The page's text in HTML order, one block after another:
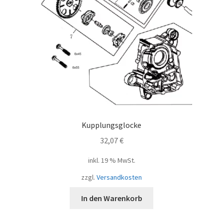
Kupplungsglocke
32,07€
inkl. 19 % MwSt.
zzgl. Versandkosten
In den Warenkorb